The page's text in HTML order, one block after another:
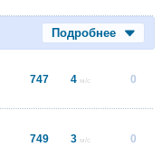
Подробнее
747 4 м/с 0
749 3 м/с 0